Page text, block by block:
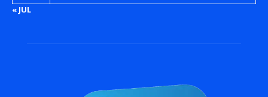
« JUL